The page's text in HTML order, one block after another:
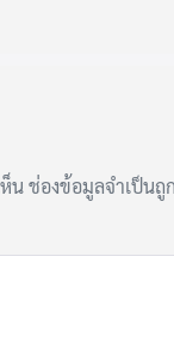
นช่องข้อมูลจำเป็นถู